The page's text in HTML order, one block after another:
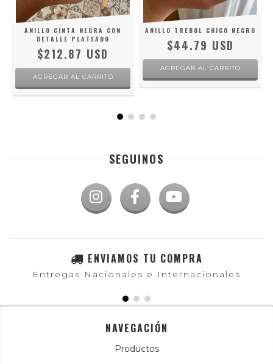
ANILLO CINTA NEGRA CON
DETALLE PLATEADO
$212.87 USD
AGREGAR AL CARRITO
ANILLO TREBOL CHICO NEGRO
$44.79 USD
AGREGAR AL CARRITO
SEGUINOS
ENVIAMOS TU COMPRA
Entregas Nacionales e Internacionales
NAVEGACIÓN
Productos